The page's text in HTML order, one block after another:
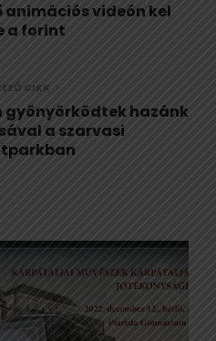
animációs videón kel
a forint
CIKK
gyönyörködtek hazánk
a szarvasi